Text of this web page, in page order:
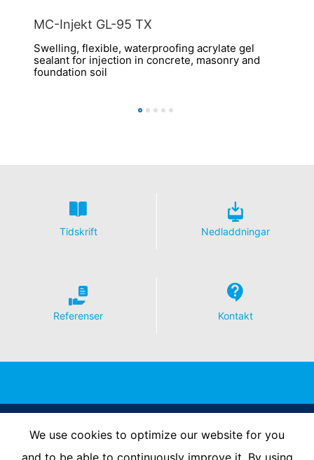
MC-Injekt GL-95 TX
Swelling, flexible, waterproofing acrylate gel
sealant for injection in concrete, masonry and
foundation soil
Tidskrift Nedladdningar
Referenser Kontakt
Follow UsWe use cookies to optimize our website for you
and to be able to continuously improve it. By using